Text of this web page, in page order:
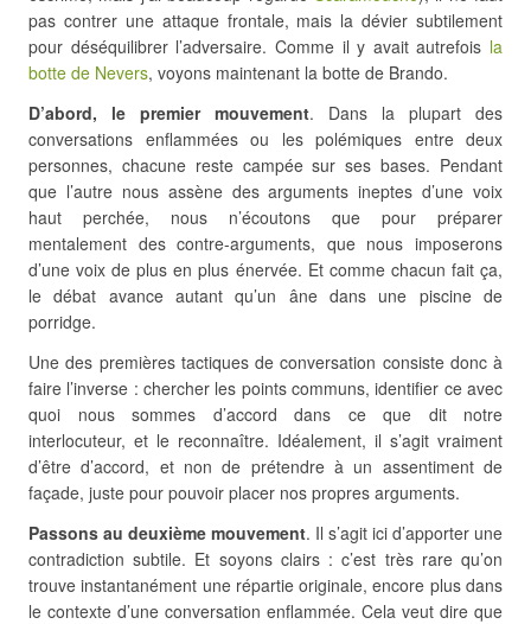
pas contrer une attaque frontale, mais la dévier subtilement
pour déséquilibrer l’adversaire. Comme il y avait autrefois la
botte de Nevers, voyons maintenant la botte de Brando.
D’abord, le premier mouvement. Dans la plupart des
conversations enflammées ou les polémiques entre deux
personnes, chacune reste campée sur ses bases. Pendant
que l’autre nous assène des arguments ineptes d’une voix
haut perchée, nous n’écoutons que pour préparer
mentalement des contre-arguments, que nous imposerons
d’une voix de plus en plus énervée. Et comme chacun fait ça,
le débat avance autant qu’un âne dans une piscine de
porridge.
Une des premières tactiques de conversation consiste donc à
faire l’inverse : chercher les points communs, identifier ce avec
quoi nous sommes d’accord dans ce que dit notre
interlocuteur, et le reconnaître. Idéalement, il s’agit vraiment
d’être d’accord, et non de prétendre à un assentiment de
façade, juste pour pouvoir placer nos propres arguments.
Passons au deuxième mouvement. Il s’agit ici d’apporter une
contradiction subtile. Et soyons clairs : c’est très rare qu’on
trouve instantanément une répartie originale, encore plus dans
le contexte d’une conversation enflammée. Cela veut dire que